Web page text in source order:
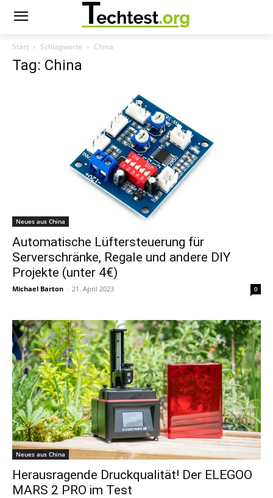
Start Schlagworte China
Tag: China
Neues aus China
Automatische Lüftersteuerung für
Serverschränke, Regale und andere DIY
Projekte (unter 4€)
Michael Barton - 21. April 2023 0
Neues aus China
Herausragende Druckqualität! Der ELEGOO
MARS 2 PRO im Test